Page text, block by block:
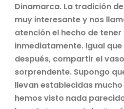
Dinamarca. La tradición
muy interesante y nos
atención el hecho de
inmediatamente. Igual
después, compartir el
sorprendente. Supongo
llevan establecidas
hemos visto nada